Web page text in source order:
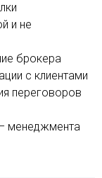
и не
брокера
с клиентами
переговоров
менеджмента